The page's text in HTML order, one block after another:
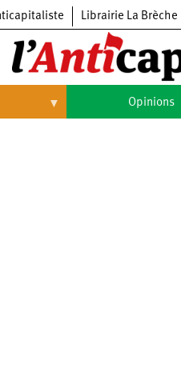
Librairie La Brèche
Opinions